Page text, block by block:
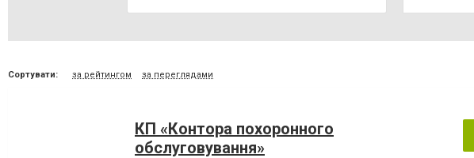
Сортувати: за рейтингом за переглядами
КП «Контора похоронного
обслуговування»